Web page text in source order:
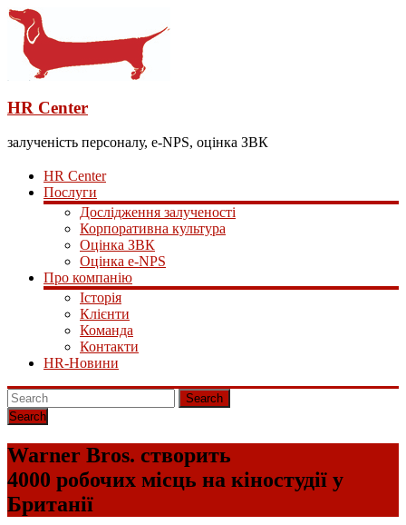
HR Center
залученість персоналу, e-NPS, оцінка ЗВК
HR Center
Послуги
Дослідження залученості
Корпоративна культура
Оцінка ЗВК
Оцінка e-NPS
Про компанію
Історія
Клієнти
Команда
Контакти
HR-Новини
Search
Warner Bros. створить
4000 робочих місць на кіностудії у
Британії